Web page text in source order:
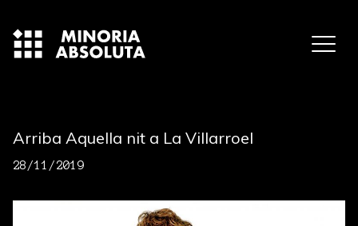
Arriba Aquella nit a La Villarroel
28/11/2019